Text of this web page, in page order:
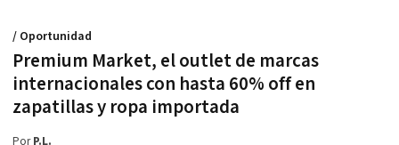
Premium Market, el outlet de marcas
internacionales con hasta 60% off en
zapatillas y ropa importada
/ Oportunidad